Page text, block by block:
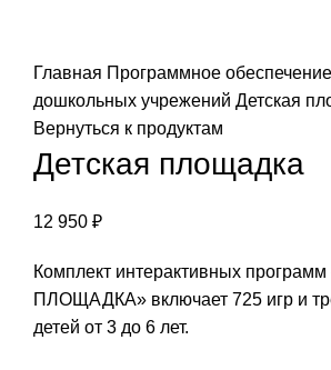
Главная Программное обеспечение
дошкольных учрежений Детская
Вернуться к продуктам
Детская площадка
12 950 ₽
Комплект интерактивных
ПЛОЩАДКА» включает 725 игр и
детей от 3 до 6 лет.